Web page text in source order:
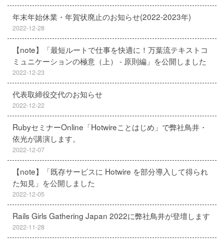
年末年始休業・年賀状廃止のお知らせ(2022-2023年)
2022-12-28
【note】「最短ルートで仕事を快適に！万葉流テキストコ
ミュニケーションの極意（上） - 原則編」を公開しました
2022-12-23
代表取締役交代のお知らせ
2022-12-22
RubyセミナーOnline「Hotwireことはじめ」で弊社鳥井・
依光が講演します。
2022-12-07
【note】「既存サービスに Hotwire を部分導入して得られ
た知見」を公開しました
2022-12-05
Rails Girls Gathering Japan 2022に弊社鳥井が登壇します
2022-11-28